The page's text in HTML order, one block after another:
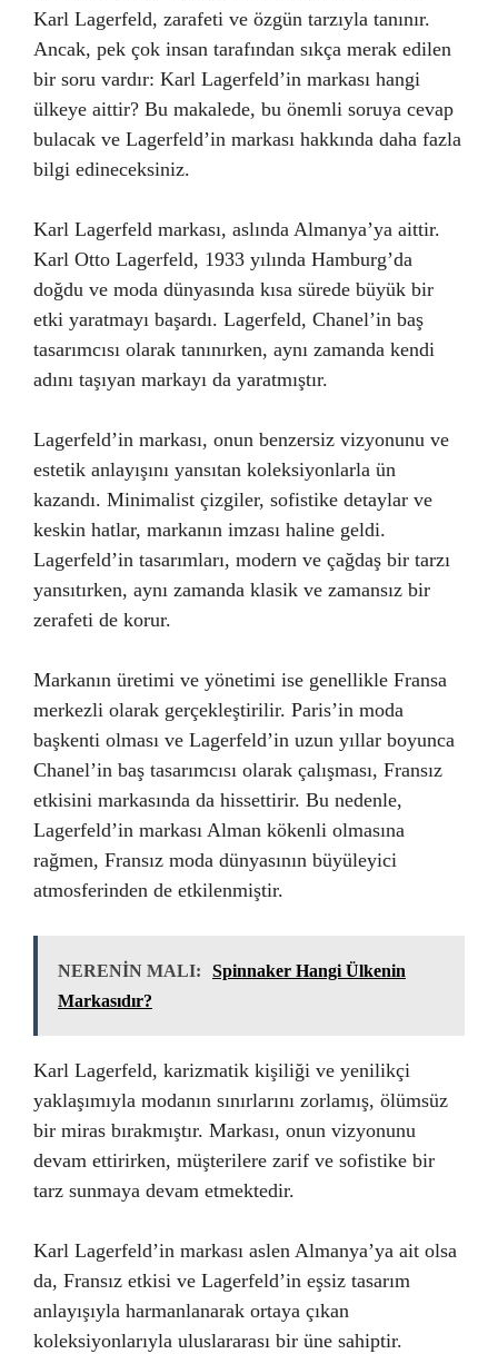
Karl Lagerfeld, zarafeti ve özgün tarzıyla tanınır.
Ancak, pek çok insan tarafından sıkça merak edilen
bir soru vardır: Karl Lagerfeld’in markası hangi
ülkeye aittir? Bu makalede, bu önemli soruya cevap
bulacak ve Lagerfeld’in markası hakkında daha fazla
bilgi edineceksiniz.
Karl Lagerfeld markası, aslında Almanya’ya aittir.
Karl Otto Lagerfeld, 1933 yılında Hamburg’da
doğdu ve moda dünyasında kısa sürede büyük bir
etki yaratmayı başardı. Lagerfeld, Chanel’in baş
tasarımcısı olarak tanınırken, aynı zamanda kendi
adını taşıyan markayı da yaratmıştır.
Lagerfeld’in markası, onun benzersiz vizyonunu ve
estetik anlayışını yansıtan koleksiyonlarla ün
kazandı. Minimalist çizgiler, sofistike detaylar ve
keskin hatlar, markanın imzası haline geldi.
Lagerfeld’in tasarımları, modern ve çağdaş bir tarzı
yansıtırken, aynı zamanda klasik ve zamansız bir
zerafeti de korur.
Markanın üretimi ve yönetimi ise genellikle Fransa
merkezli olarak gerçekleştirilir. Paris’in moda
başkenti olması ve Lagerfeld’in uzun yıllar boyunca
Chanel’in baş tasarımcısı olarak çalışması, Fransız
etkisini markasında da hissettirir. Bu nedenle,
Lagerfeld’in markası Alman kökenli olmasına
rağmen, Fransız moda dünyasının büyüleyici
atmosferinden de etkilenmiştir.
NERENİN MALI:
Spinnaker Hangi Ülkenin
Markasıdır?
Karl Lagerfeld, karizmatik kişiliği ve yenilikçi
yaklaşımıyla modanın sınırlarını zorlamış, ölümsüz
bir miras bırakmıştır. Markası, onun vizyonunu
devam ettirirken, müşterilere zarif ve sofistike bir
tarz sunmaya devam etmektedir.
Karl Lagerfeld’in markası aslen Almanya’ya ait olsa
da, Fransız etkisi ve Lagerfeld’in eşsiz tasarım
anlayışıyla harmanlanarak ortaya çıkan
koleksiyonlarıyla uluslararası bir üne sahiptir.